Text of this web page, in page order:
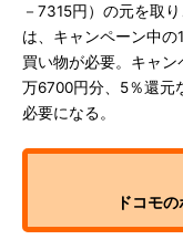
－7315円）の元を取
は、キャンペーン中
買い物が必要。キャン
万6700円分、5％還元
必要になる。
ドコモ